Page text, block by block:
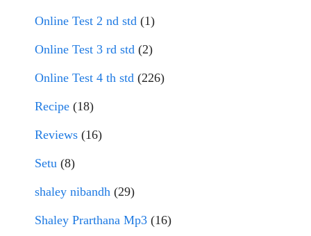
Online Test 2 nd std (1)
Online Test 3 rd std (2)
Online Test 4 th std (226)
Recipe (18)
Reviews (16)
Setu (8)
shaley nibandh (29)
Shaley Prarthana Mp3 (16)